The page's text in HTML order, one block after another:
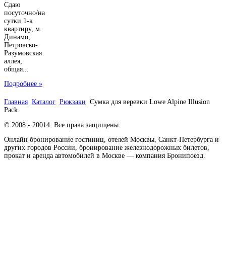
Сдаю
посуточно/на
сутки 1-к
квартиру, м.
Динамо,
Петровско-
Разумовская
аллея,
общая...
Подробнее »
Главная Каталог Рюкзаки Сумка для веревки Lowe Alpine Illusion
Pack
© 2008 - 20014. Все права защищены.
Онлайн бронирование гостиниц, отелей Москвы, Санкт-Петербурга и
других городов России, бронирование железнодорожных билетов,
прокат и аренда автомобилей в Москве — компания Бронипоезд.